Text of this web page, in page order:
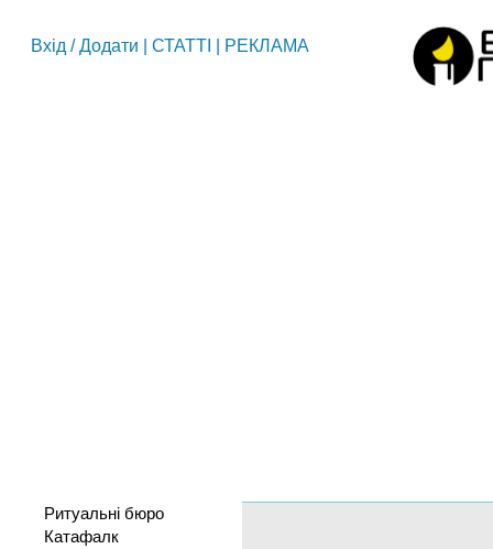
Вхід /Додати СТАТТІ РЕКЛАМА
Ритуальні бюро
Катафалк